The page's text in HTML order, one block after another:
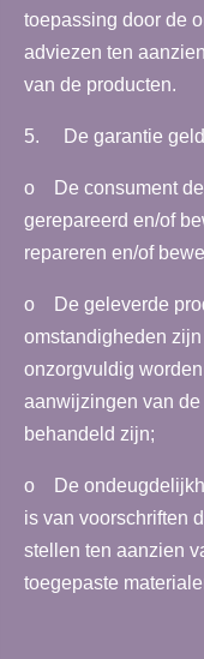
toepassing door de
adviezen ten
van de producten.
5. De garantie
o De consument de
gerepareerd en/of
repareren en/of
o De geleverde
omstandigheden
onzorgvuldig
aanwijzingen van
behandeld zijn;
o De
is van voorschriften
stellen ten aanzien
toegepaste